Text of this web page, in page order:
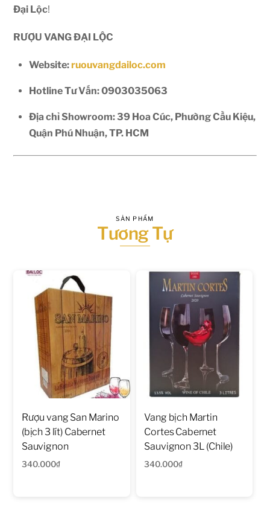
Đại Lộc!
RƯỢU VANG ĐẠI LỘC
Website: ruouvangdailoc.com
Hotline Tư Vấn:0903035063
Địa chỉ Showroom:39 Hoa Cúc, Phường Cầu Kiệu,
Quận Phú Nhuận, TP. HCM
SẢN PHẨM
Tương Tự
Rượu vang San Marino
(bịch 3 lít) Cabernet
Sauvignon
340.000₫
Vang bịch Martin
Cortes Cabernet
Sauvignon 3L (Chile)
340.000₫